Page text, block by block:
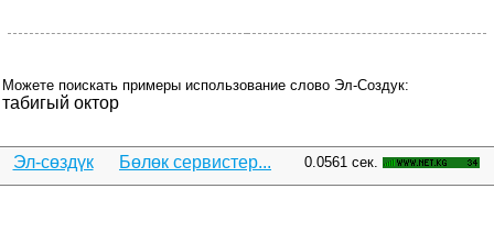
Можете поискать примеры использование слово Эл-Создук:
табигый октор
Эл-сөздүк Бөлөк сервистер... 0.0561 сек.